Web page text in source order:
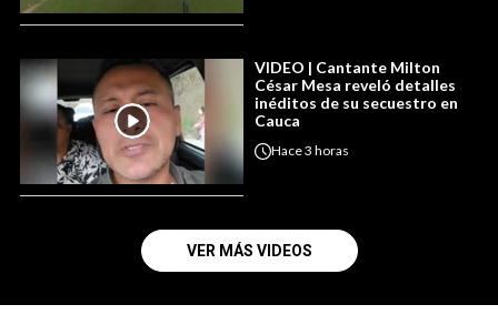
VIDEO | Cantante Milton
César Mesa reveló detalles
inéditos de su secuestro en
Cauca
Hace3 horas
VER MÁS VIDEOS